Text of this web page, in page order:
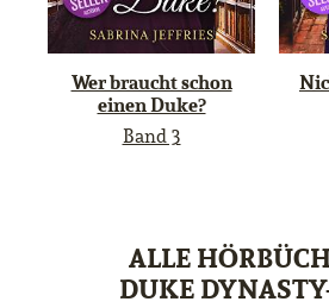
Wer braucht schon
einen Duke?
Band 3
ALLE
DUKE